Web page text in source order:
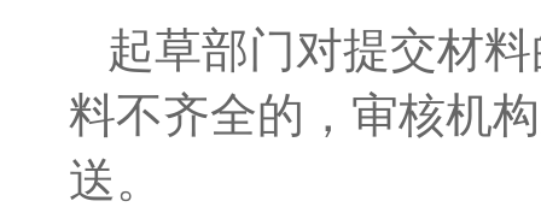
起草部门对提交材
料不齐全的，审核机
送。